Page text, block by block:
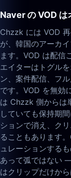
Naver の VOD は
Chzzk には VOD
が、韓国のアーカ
ます。VOD は配信
エイターはトグル
ン、案件配信、フ
です。VOD を無効
は Chzzk 側からは
していても保持期
ションで消え、ク
ることもあります
ュレーションする
あって弧ではない
はクリップだけか